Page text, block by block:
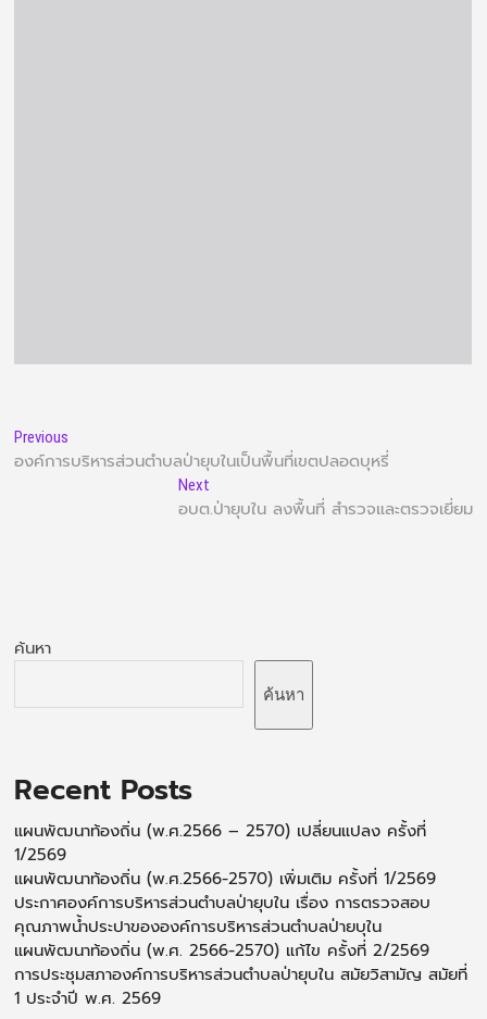
Previous
องค์การบริหารส่วนตำบลป่ายุบในเป็นพื้นที่เขตปลอดบุหรี่
Next
อบต.ป่ายุบใน ลงพื้นที่ สำรวจและตรวจเยี่ยม
ค้นหา
ค้นหา
Recent Posts
แผนพัฒนาท้องถิ่น (พ.ศ.2566 – 2570) เปลี่ยนแปลง ครั้งที่
1/2569
แผนพัฒนาท้องถิ่น (พ.ศ.2566-2570) เพิ่มเติม ครั้งที่ 1/2569
ประกาศองค์การบริหารส่วนตำบลป่ายุบใน เรื่อง การตรวจสอบ
คุณภาพน้ำประปาขององค์การบริหารส่วนตำบลป่ายบุใน
แผนพัฒนาท้องถิ่น (พ.ศ. 2566-2570) แก้ไข ครั้งที่ 2/2569
การประชุมสภาองค์การบริหารส่วนตำบลป่ายุบใน สมัยวิสามัญ สมัยที่
1 ประจำปี พ.ศ. 2569